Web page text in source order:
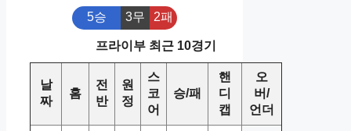
5승 3무 2패
프라이부 최근 10경기
날
짜
홈
전
반
원
정
스
코
어
승/패
핸
디
캡
오
버/
언더